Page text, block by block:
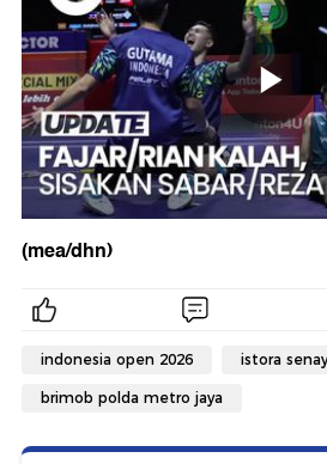
(mea/dhn)
indonesia open 2026 istora
brimob polda metro jaya